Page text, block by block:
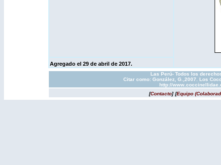
Agregado el 29 de abril de 2017.
Las Perú- Todos los
Citar como: González, G.,2007. Los
http://
[Contacto] [Equipo